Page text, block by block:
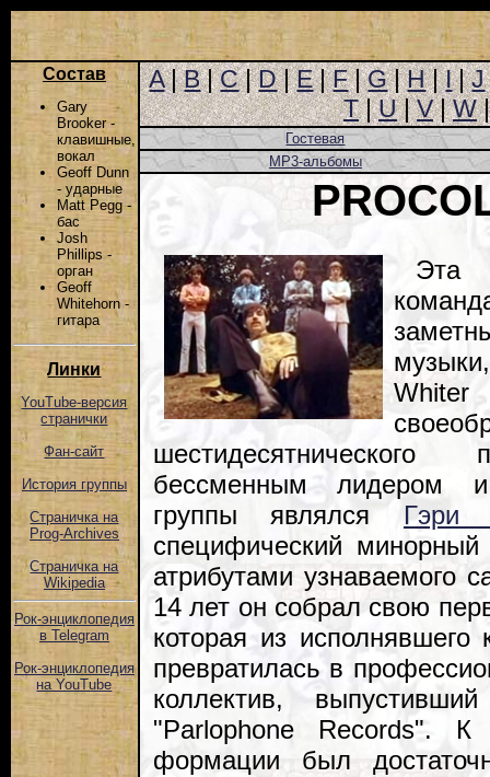
Состав
Gary
Brooker -
клавишные,
вокал
Geoff Dunn
- ударные
Matt Pegg -
бас
Josh
Phillips -
орган
Geoff
Whitehorn -
гитара
Линки
YouTube-версия
странички
Фан-сайт
История группы
Страничка на
Prog-Archives
Страничка на
Wikipedia
Рок-энциклопедия
в Telegram
Рок-энциклопедия
на YouTube
A|B|C|D|E|F|G|H|I|J
T|U|V|W
Гостевая
MP3-альбомы
Эта
шестидесятнического
бессменным лидером
группы являлся Гэри
специфический
атрибутами узнаваемого
14 лет он собрал свою
которая из
превратилась в
коллектив,
"Parlophone Records".
формации был